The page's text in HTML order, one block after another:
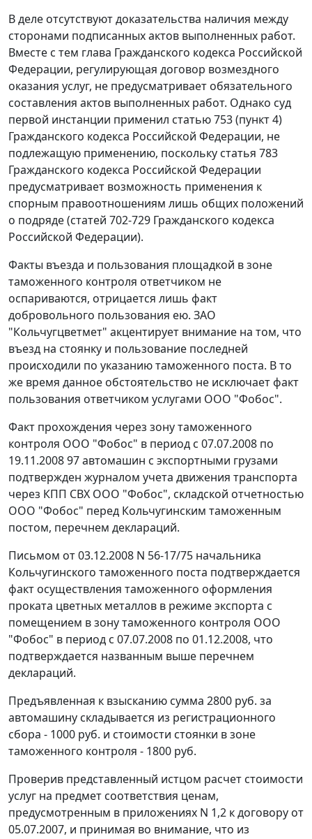
В деле отсутствуют доказательства наличия между
сторонами подписанных актов выполненных работ.
Вместе с тем глава Гражданского кодекса Российской
Федерации, регулирующая договор возмездного
оказания услуг, не предусматривает обязательного
составления актов выполненных работ. Однако суд
первой инстанции применил статью 753 (пункт 4)
Гражданского кодекса Российской Федерации, не
подлежащую применению, поскольку статья 783
Гражданского кодекса Российской Федерации
предусматривает возможность применения к
спорным правоотношениям лишь общих положений
о подряде (статей 702-729 Гражданского кодекса
Российской Федерации).
Факты въезда и пользования площадкой в зоне
таможенного контроля ответчиком не
оспариваются, отрицается лишь факт
добровольного пользования ею. ЗАО
"Кольчугцветмет" акцентирует внимание на том, что
въезд на стоянку и пользование последней
происходили по указанию таможенного поста. В то
же время данное обстоятельство не исключает факт
пользования ответчиком услугами ООО "Фобос".
Факт прохождения через зону таможенного
контроля ООО "Фобос" в период с 07.07.2008 по
19.11.2008 97 автомашин с экспортными грузами
подтвержден журналом учета движения транспорта
через КПП СВХ ООО "Фобос", складской отчетностью
ООО "Фобос" перед Кольчугинским таможенным
постом, перечнем деклараций.
Письмом от 03.12.2008 N 56-17/75 начальника
Кольчугинского таможенного поста подтверждается
факт осуществления таможенного оформления
проката цветных металлов в режиме экспорта с
помещением в зону таможенного контроля ООО
"Фобос" в период с 07.07.2008 по 01.12.2008, что
подтверждается названным выше перечнем
деклараций.
Предъявленная к взысканию сумма 2800 руб. за
автомашину складывается из регистрационного
сбора - 1000 руб. и стоимости стоянки в зоне
таможенного контроля - 1800 руб.
Проверив представленный истцом расчет стоимости
услуг на предмет соответствия ценам,
предусмотренным в приложениях N 1,2 к договору от
05.07.2007, и принимая во внимание, что из